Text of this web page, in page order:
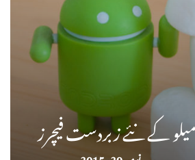
کے نئے زبردست فیچرز